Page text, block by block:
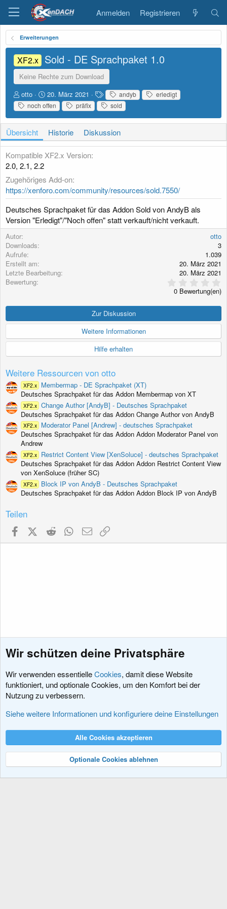
Anmelden Registrieren
Erweiterungen
XF2.x Sold - DE Sprachpaket 1.0
Keine Rechte zum Download
A
u
t
o
r
otto
D
a
t
u
m
E
r
s
l
n
g
20. März 2021
S
c
h
l
a
g
w
andyb
erledigt
noch offen
präfix sold
Übersicht Historie Diskussion
Kompatible XF2.x Version
2.0 2.1 2.2
Zugehöriges Add-on
https://xenforo.com/community/resources/sold.7550/
Deutsches Sprachpaket für das Addon Sold von AndyB als
Version "Erledigt"/"Noch offen" statt verkauft/nicht verkauft.
Autor
otto
Downloads
3
Aufrufe
1.039
Erstellt am
20. März 2021
Letzte Bearbeitung
20. März 2021
Bewertung
,
0
t
e
n
e
0 Bewertung(en)
Zur Diskussion
Weitere Informationen
Hilfe erhalten
Weitere Ressourcen von otto
XF2.x
Membermap - DE Sprachpaket (XT)
Deutsches Sprachpaket für das Addon Membermap von XT
XF2.x Change Author [AndyB] - Deutsches Sprachpaket
Deutsches Sprachpaket für das Addon Change Author von AndyB
XF2.x
Moderator Panel [Andrew] - deutsches Sprachpaket
Deutsches Sprachpaket für das Addon Addon Moderator Panel von
Andrew
XF2.x
Restrict Content View [XenSoluce] - deutsches Sprachpaket
Deutsches Sprachpaket für das Addon Addon Restrict Content View
von XenSoluce (früher SC)
XF2.x
Block IP von AndyB - Deutsches Sprachpaket
Deutsches Sprachpaket für das Addon Addon Block IP von AndyB
Teilen
FacebookX (Twitter)
Reddit WhatsApp
E-Mail
Erweiterungen
Nutzungsbedingungen Datenschutz
R
Community platform by XenForo® © 2010-2024 XenForo Ltd.
Wir schützen deine Privatsphäre
Wir verwenden essentielleCookies, damit diese Website
funktioniert, und optionale Cookies, um den Komfort bei der
Nutzung zu verbessern.
Siehe weitere Informationen und konfiguriere deine Einstellungen
Alle Cookies akzeptieren
Optionale Cookies ablehnen